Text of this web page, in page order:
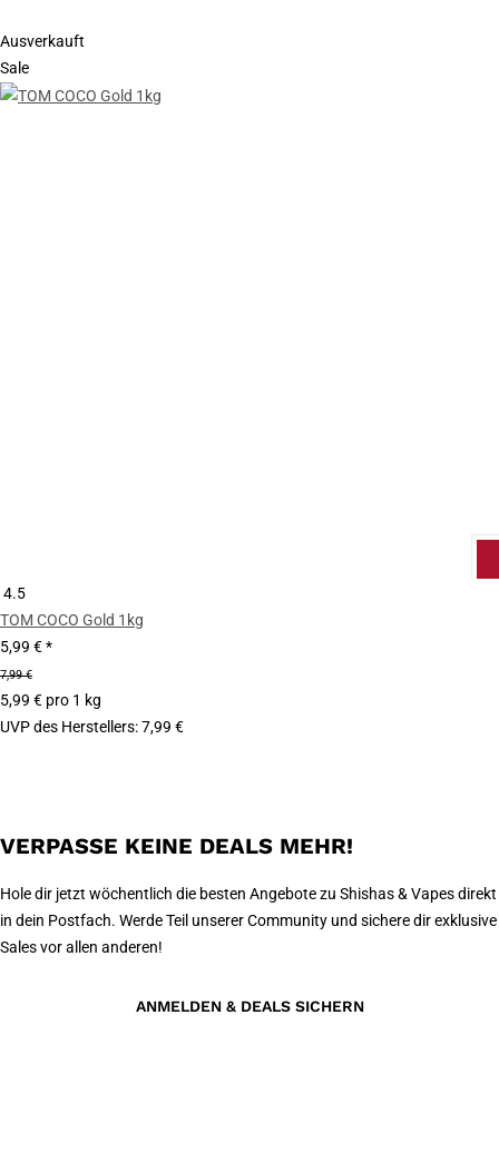
Ausverkauft
Sale
4.5
TOM COCO Gold 1kg
5,99 €*
7,99 €
5,99 € pro 1 kg
UVP des Herstellers:7,99 €
VERPASSE KEINE DEALS MEHR!
Hole dir jetzt wöchentlich die besten Angebote zu Shishas & Vapes direkt
in dein Postfach. Werde Teil unserer Community und sichere dir exklusive
Sales vor allen anderen!
ANMELDEN & DEALS SICHERN